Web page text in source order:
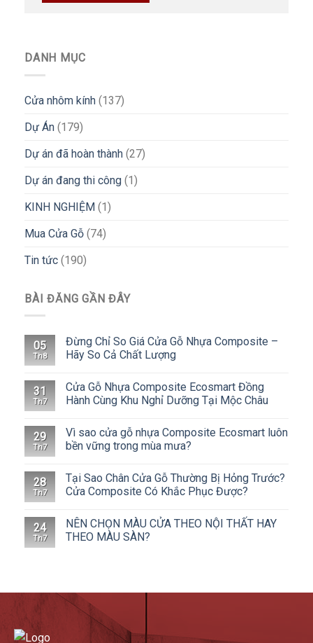
DANH MỤC
Cửa nhôm kính (137)
Dự Án (179)
Dự án đã hoàn thành (27)
Dự án đang thi công (1)
KINH NGHIỆM (1)
Mua Cửa Gỗ (74)
Tin tức (190)
BÀI ĐĂNG GẦN ĐÂY
05
Th8
Đừng Chỉ So Giá Cửa Gỗ Nhựa Composite –
Hãy So Cả Chất Lượng
31
Th7
Cửa Gỗ Nhựa Composite Ecosmart Đồng
Hành Cùng Khu Nghỉ Dưỡng Tại Mộc Châu
29
Th7
Vì sao cửa gỗ nhựa Composite Ecosmart luôn
bền vững trong mùa mưa?
28
Th7
Tại Sao Chân Cửa Gỗ Thường Bị Hỏng Trước?
Cửa Composite Có Khắc Phục Được?
24
Th7
NÊN CHỌN MÀU CỬA THEO NỘI THẤT HAY
THEO MÀU SÀN?